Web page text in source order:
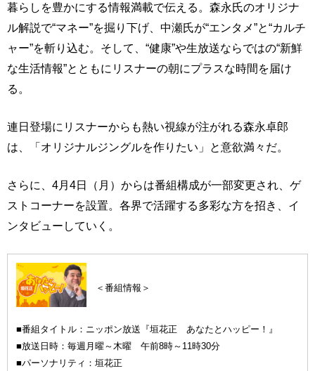
暮らしを豊かにする情報満載で伝える。森永氏のオリジナ
ル解説で“マネー”を掘り下げ、中瀬氏が“エンタメ”と“カルチ
ャー”を斬り込む。そして、“健康”や生放送ならではの“新鮮
な生活情報”とともにリスナーの朝にプラスな時間を届け
る。
連日登場にリスナーからも熱い視線が注がれる森永卓郎
は、「オリジナルジングルを作りたい」と意欲満々だ。
さらに、4月4日（月）からは番組構成が一部変更され、ゲ
ストコーナーを設置。各界で活躍する多彩な方を招き、イ
ンタビューしていく。
＜番組情報＞
■番組タイトル：ニッポン放送『垣花正 あなたとハッピー！』
■放送日時：毎週月曜～木曜 午前8時～11時30分
■パーソナリティ：垣花正